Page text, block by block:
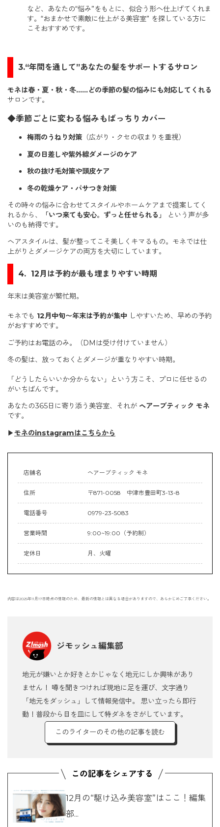
など、あなたの“悩み”をもとに、似合う形へ仕上げてくれま
す。“おまかせで素敵に仕上がる美容室” を探している方に
こそおすすめです。
3.“年間を通して”あなたの髪をサポートするサロン
モネは春・夏・秋・冬……どの季節の髪の悩みにも対応してくれる
サロンです。
◆季節ごとに変わる悩みもばっちりカバー
梅雨のうねり対策 （広がり・クセの収まりを重視）
夏の日差しや紫外線ダメージのケア
秋の抜け毛対策や頭皮ケア
冬の乾燥ケア・パサつき対策
その時々の悩みに合わせてスタイルやホームケアまで提案してく
れるから、
「いつ来ても安心。ずっと任せられる」
という声が多
いのも納得です。
ヘアスタイルは、髪が整ってこそ美しくキマるもの。モネでは仕
上がりとダメージケアの両方を大切にしています。
4. 12月は予約が最も埋まりやすい時期
年末は美容室が繁忙期。
モネでも 12月中旬〜年末は予約が集中 しやすいため、早めの予約
がおすすめです。
ご予約はお電話のみ。（DMは受け付けていません）
冬の髪は、放っておくとダメージが重なりやすい時期。
「どうしたらいいか分からない」という方こそ、プロに任せるの
がいちばんです。
あなたの365日に寄り添う美容室、それが ヘアーブティック モネ
です。
▶モネのinstagramはこちらから
店舗名 ヘアーブティック モネ
住所 〒871-0058 中津市豊田町3-13-8
電話番号 0979-23-5083
営業時間 9:00~19:00（予約制）
定休日 月、火曜
内容は2025年11月17日時点の情報のため、最新の情報とは異なる場合がありますので、あらかじめご了承ください。
ジモッシュ編集部
地元が嫌いとか好きとかじゃなく地元にしか興味があり
ません！ 噂を聞きつければ現地に足を運び、文字通り
「地元をダッシュ」して情報発信中。 思い立ったら即行
動！普段から目を皿にして特ダネをさがしています。
このライターのその他の記事を読む
12月の“駆け込み美容室”はここ！編集
部...